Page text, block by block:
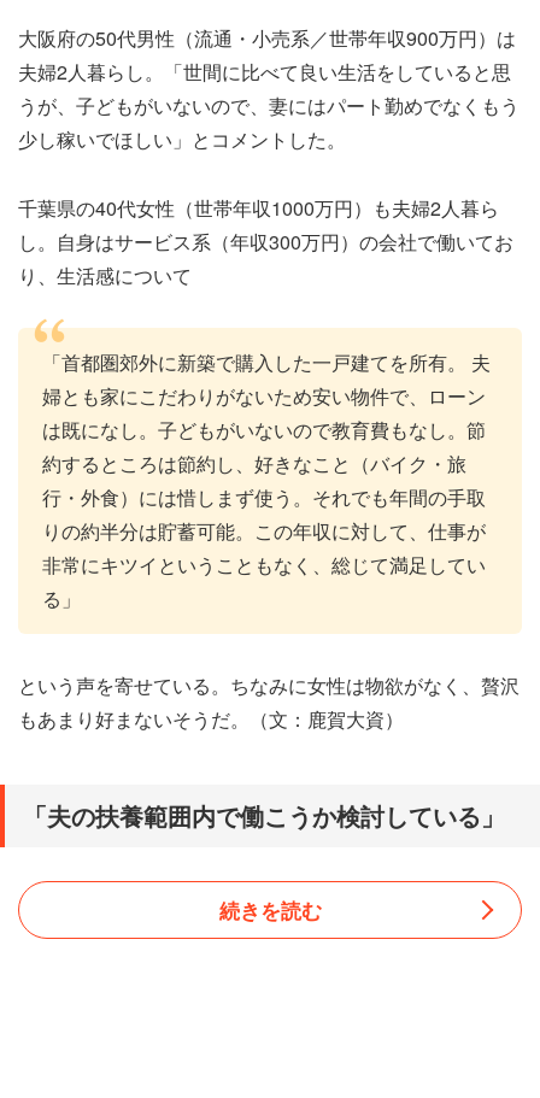
大阪府の50代男性（流通・小売系／世帯年収900万円）は
夫婦2人暮らし。「世間に比べて良い生活をしていると思
うが、子どもがいないので、妻にはパート勤めでなくもう
少し稼いでほしい」とコメントした。
千葉県の40代女性（世帯年収1000万円）も夫婦2人暮ら
し。自身はサービス系（年収300万円）の会社で働いてお
り、生活感について
「首都圏郊外に新築で購入した一戸建てを所有。 夫
婦とも家にこだわりがないため安い物件で、ローン
は既になし。子どもがいないので教育費もなし。節
約するところは節約し、好きなこと（バイク・旅
行・外食）には惜しまず使う。それでも年間の手取
りの約半分は貯蓄可能。この年収に対して、仕事が
非常にキツイということもなく、総じて満足してい
る」
という声を寄せている。ちなみに女性は物欲がなく、贅沢
もあまり好まないそうだ。（文：鹿賀大資）
「夫の扶養範囲内で働こうか検討している」
続きを読む